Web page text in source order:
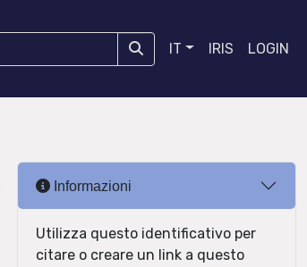
IT IRIS LOGIN
Informazioni
Utilizza questo identificativo per
citare o creare un link a questo